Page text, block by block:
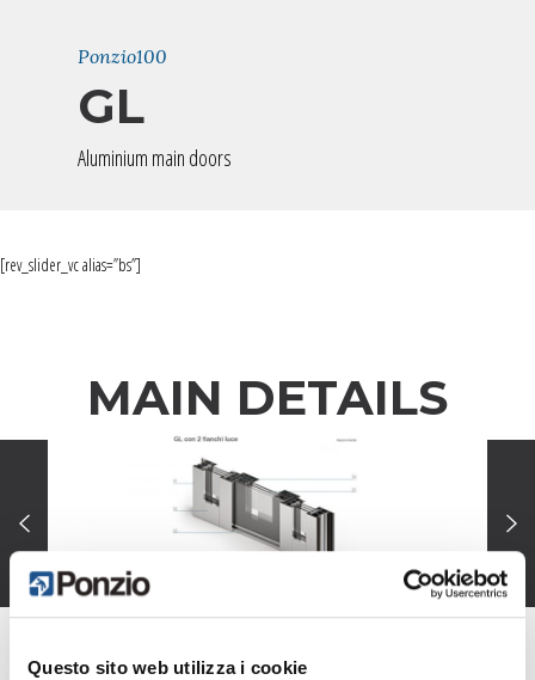
Questo sito web utilizza i cookie
Ponzio100
GL
Aluminium main doors
[rev_slider_vc alias=”bs”]
MAIN DETAILS